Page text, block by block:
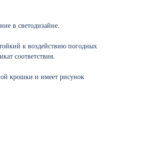
в светодизайне.
к воздействию погодных
соответствия.
крошки и имеет рисунок